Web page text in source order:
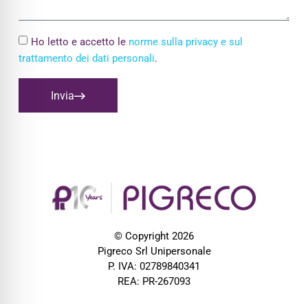
Ho letto e accetto le norme sulla privacy e sul
trattamento dei dati personali.
Invia
© Copyright 2026
Pigreco Srl Unipersonale
P. IVA: 02789840341
REA: PR-267093